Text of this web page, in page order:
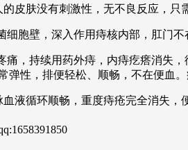
皮肤没有刺激性，无不良反应，
细胞壁，深入作用痔核内部，肛门
，持续用药外痔，内痔疙瘩消失，
弹性，排便轻松、顺畅，不在便血
液循环顺畅，重度痔疮完全消失